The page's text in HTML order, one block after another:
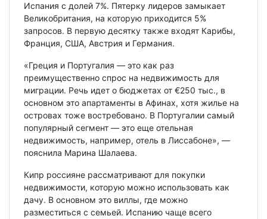
Испания с долей 7%. Пятерку лидеров замыкает
Великобритания, на которую приходится 5%
запросов. В первую десятку также входят Карибы,
Франция, США, Австрия и Германия.
«Греция и Португалия — это как раз
преимущественно спрос на недвижимость для
миграции. Речь идет о бюджетах от €250 тыс., в
основном это апартаменты в Афинах, хотя жилье на
островах тоже востребовано. В Португалии самый
популярный сегмент — это еще отельная
недвижимость, например, отель в Лиссабоне», —
пояснила Марина Шалаева.
Кипр россияне рассматривают для покупки
недвижимости, которую можно использовать как
дачу. В основном это виллы, где можно
разместиться с семьей. Испанию чаще всего